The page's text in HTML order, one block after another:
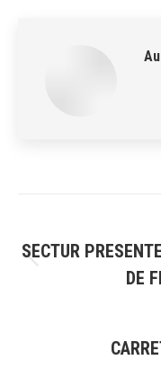
SECTUR
DE